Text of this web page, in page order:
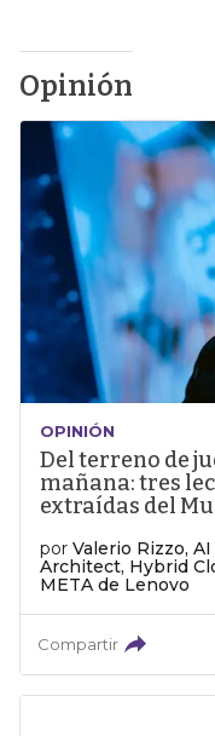
Opinión
OPINIÓN
Del terreno de
mañana: tres
extraídas del
por Valerio Rizzo,
Architect, Hybrid
META de Lenovo
Compartir